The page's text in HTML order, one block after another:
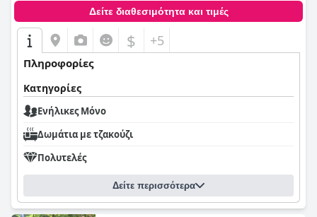
Δείτε διαθεσιμότητα και τιμές
$ +5
Πληροφορίες
Κατηγορίες
Ενήλικες Μόνο
Δωμάτια με τζακούζι
Πολυτελές
Δείτε περισσότερα